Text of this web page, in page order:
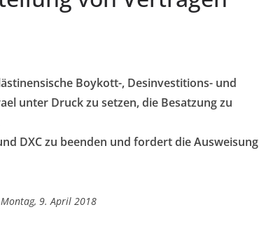
Boykott-, Desinvestitions- und
unter Druck zu setzen, die Besatzung zu
DXC zu beenden und fordert die Ausweisung
9. April 2018